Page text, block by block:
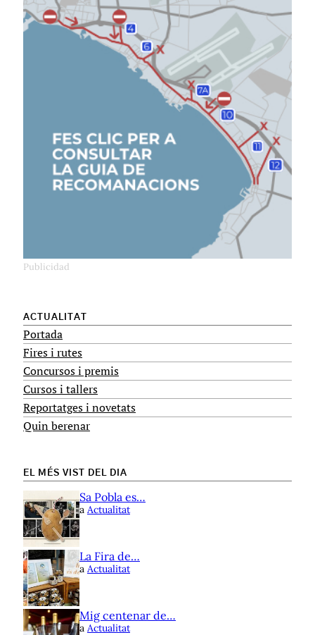
ACTUALITAT
Portada
Fires i rutes
Concursos i premis
Cursos i tallers
Reportatges i novetats
Quin berenar
EL MÉS VIST DEL DIA
Sa Pobla es…
a Actualitat
La Fira de…
a Actualitat
Mig centenar de…
a Actualitat